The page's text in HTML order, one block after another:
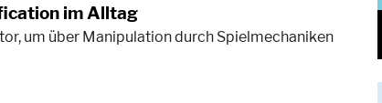
im Alltag
um über Manipulation durch Spielmechaniken